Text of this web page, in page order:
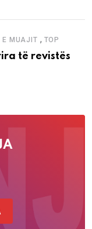
E MUAJIT , TOP
të revistës